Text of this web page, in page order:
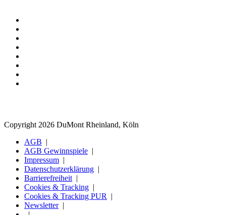
Copyright 2026 DuMont Rheinland, Köln
AGB
AGB Gewinnspiele
Impressum
Datenschutzerklärung
Barrierefreiheit
Cookies & Tracking
Cookies & Tracking PUR
Newsletter